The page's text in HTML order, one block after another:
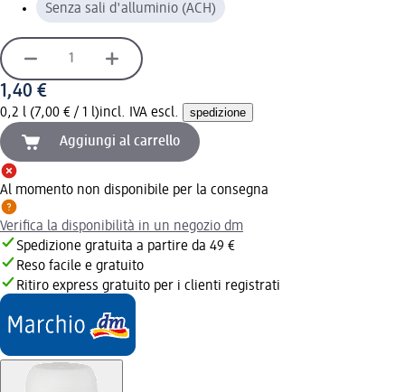
Senza sali d'alluminio (ACH)
1,40 €
0,2 l (7,00 € / 1 l)incl. IVA escl. spedizione
Aggiungi al carrello
Al momento non disponibile per la consegna
Verifica la disponibilità in un negozio dm
Spedizione gratuita a partire da 49 €
Reso facile e gratuito
Ritiro express gratuito per i clienti registrati